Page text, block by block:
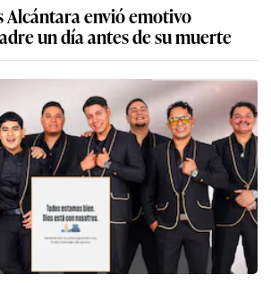
Alcántara envió emotivo
un día antes de su muerte